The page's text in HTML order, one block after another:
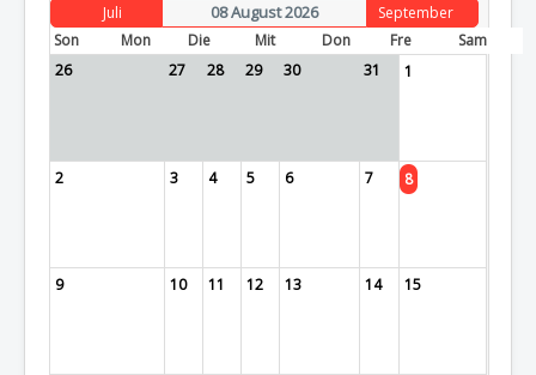
Juli 08 August 2026
September
Son
Mon Die Mit Don Fre
Sam
26
27 28 29 30 31 1
2 3 4 5 6 7 8
9 10 11 12 13 14 15